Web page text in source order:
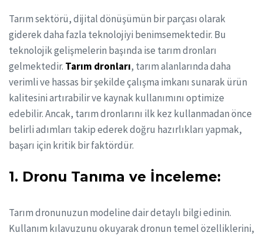
Tarım sektörü, dijital dönüşümün bir parçası olarak
giderek daha fazla teknolojiyi benimsemektedir. Bu
teknolojik gelişmelerin başında ise tarım dronları
gelmektedir. Tarım dronları, tarım alanlarında daha
verimli ve hassas bir şekilde çalışma imkanı sunarak ürün
kalitesini artırabilir ve kaynak kullanımını optimize
edebilir. Ancak, tarım dronlarını ilk kez kullanmadan önce
belirli adımları takip ederek doğru hazırlıkları yapmak,
başarı için kritik bir faktördür.
1. Dronu Tanıma ve İnceleme:
Tarım dronunuzun modeline dair detaylı bilgi edinin.
Kullanım kılavuzunu okuyarak dronun temel özelliklerini,